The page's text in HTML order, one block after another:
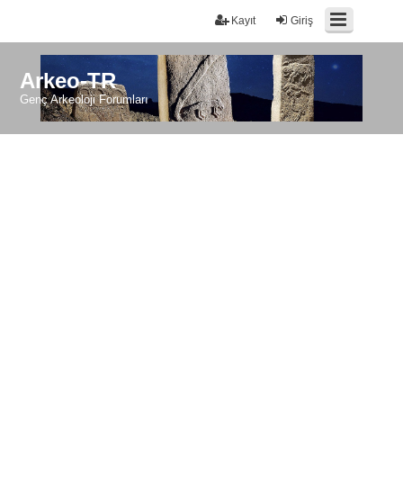
Giriş
Kayıt
Arkeo-TR
Genç Arkeoloji Forumları